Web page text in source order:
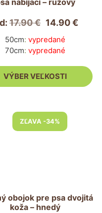
nabíjací – ružový
17.90€ 14.90€
50cm:vypredané
70cm:vypredané
VÝBER VEĽKOSTI
ZĽAVA -34%
obojok pre psa dvojitá
koža – hnedý